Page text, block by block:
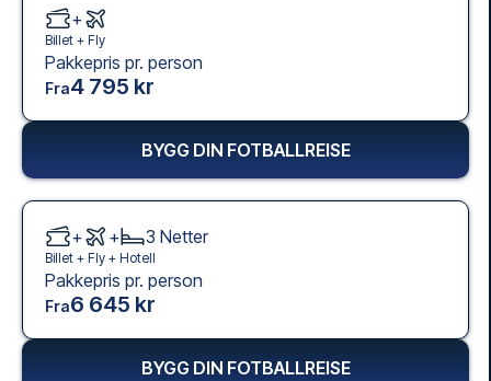
+
Billet + Fly
Pakkepris pr. person
Fra4 795 kr
BYGG DIN FOTBALLREISE
+ + 3 Netter
Billet + Fly + Hotell
Pakkepris pr. person
Fra6 645 kr
BYGG DIN FOTBALLREISE